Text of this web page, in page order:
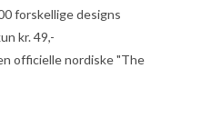
forskellige designs
kr. 49,-
officielle nordiske "The